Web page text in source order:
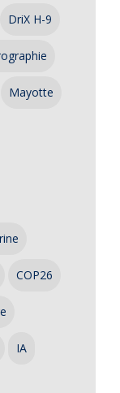
DriX H-9
Mayotte
COP26
IA